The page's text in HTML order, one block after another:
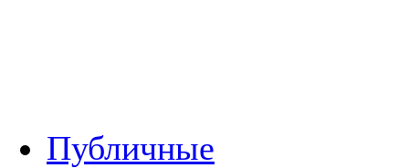
Публичные